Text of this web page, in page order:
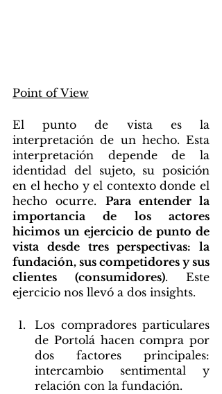
Point of View
El punto de vista es la
interpretación de un hecho. Esta
interpretación depende de la
identidad del sujeto, su posición
en el hecho y el contexto donde el
hecho ocurre. Para entender la
importancia de los actores
hicimos un ejercicio de punto de
vista desde tres perspectivas: la
fundación, sus competidores y sus
clientes (consumidores). Este
ejercicio nos llevó a dos insights.
Los compradores particulares
de Portolá hacen compra por
dos factores principales:
intercambio sentimental y
relación con la fundación.